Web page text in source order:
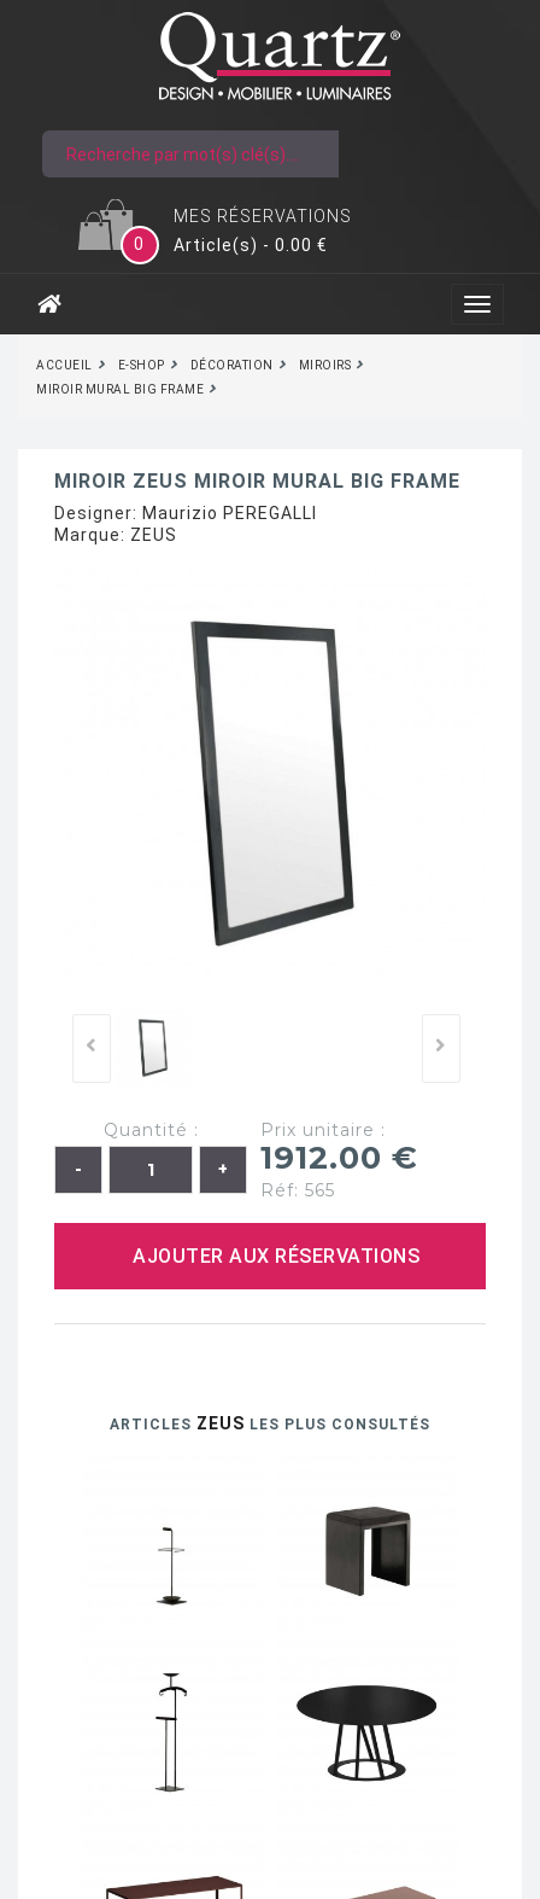
MES RÉSERVATIONS
0
Article(s) - 0.00 €
ACCUEIL E-SHOP DÉCORATION
MIROIRS
MIROIR MURAL BIG FRAME
MIROIR ZEUS MIROIR MURAL BIG FRAME
Designer: Maurizio PEREGALLI
Marque: ZEUS
Quantité : Prix unitaire :
1912.00 €
Réf: 565
AJOUTER AUX RÉSERVATIONS
ARTICLES ZEUS LES PLUS CONSULTÉS